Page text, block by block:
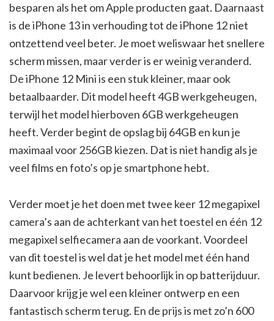
besparen als het om Apple producten gaat. Daarnaast
is de iPhone 13 in verhouding tot de iPhone 12 niet
ontzettend veel beter. Je moet weliswaar het snellere
scherm missen, maar verder is er weinig veranderd.
De iPhone 12 Mini is een stuk kleiner, maar ook
betaalbaarder. Dit model heeft 4GB werkgeheugen,
terwijl het model hierboven 6GB werkgeheugen
heeft. Verder begint de opslag bij 64GB en kun je
maximaal voor 256GB kiezen. Dat is niet handig als je
veel films en foto’s op je smartphone hebt.
Verder moet je het doen met twee keer 12 megapixel
camera’s aan de achterkant van het toestel en één 12
megapixel selfiecamera aan de voorkant. Voordeel
van dit toestel is wel dat je het model met één hand
kunt bedienen. Je levert behoorlijk in op batterijduur.
Daarvoor krijg je wel een kleiner ontwerp en een
fantastisch scherm terug. En de prijs is met zo’n 600